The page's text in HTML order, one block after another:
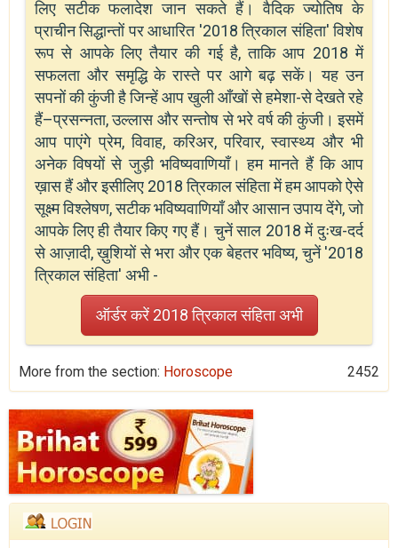
लिए सटीक फलादेश जान सकते हैं। वैदिक ज्योतिष के
प्राचीन सिद्धान्तों पर आधारित '2018 त्रिकाल संहिता' विशेष
रूप से आपके लिए तैयार की गई है, ताकि आप 2018 में
सफलता और समृद्धि के रास्ते पर आगे बढ़ सकें। यह उन
सपनों की कुंजी है जिन्हें आप खुली आँखों से हमेशा-से देखते रहे
हैं–प्रसन्नता, उल्लास और सन्तोष से भरे वर्ष की कुंजी। इसमें
आप पाएंगे प्रेम, विवाह, करिअर, परिवार, स्वास्थ्य और भी
अनेक विषयों से जुड़ी भविष्यवाणियाँ। हम मानते हैं कि आप
ख़ास हैं और इसीलिए 2018 त्रिकाल संहिता में हम आपको ऐसे
सूक्ष्म विश्लेषण, सटीक भविष्यवाणियाँ और आसान उपाय देंगे, जो
आपके लिए ही तैयार किए गए हैं। चुनें साल 2018 में दुःख-दर्द
से आज़ादी, ख़ुशियों से भरा और एक बेहतर भविष्य, चुनें '2018
त्रिकाल संहिता' अभी -
ऑर्डर करें 2018 त्रिकाल संहिता अभी
More from the section: Horoscope 2452